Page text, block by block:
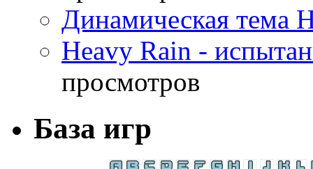
Динамическая тема
Heavy Rain -
просмотров
База игр